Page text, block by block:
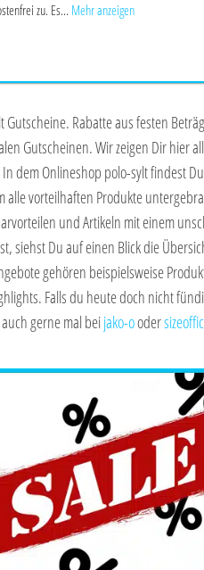
zu. Es... Mehr anzeigen
Rabatte aus festen
Gutscheinen. Wir zeigen Dir hier
dem Onlineshop polo-sylt findest
vorteilhaften Produkte
und Artikeln mit einem
siehst Du auf einen Blick die
gehören beispielsweise
Falls du heute doch nicht
gerne mal beijako-ooder